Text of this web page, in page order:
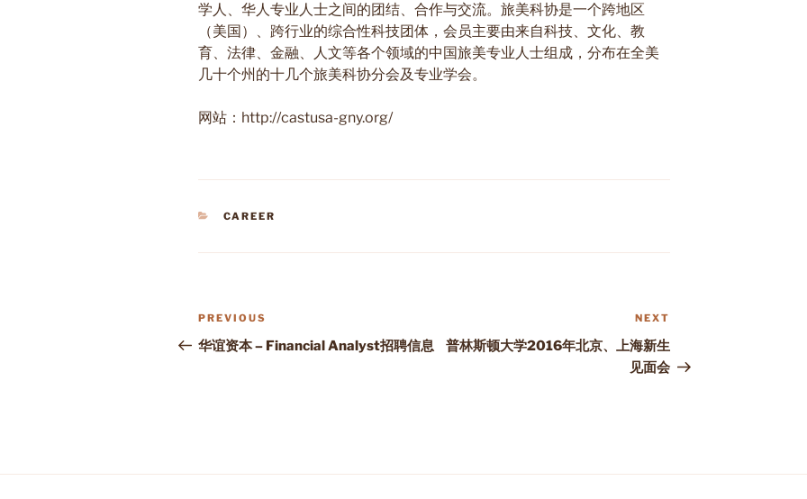
学人、华人专业人士之间的团结、合作与交流。旅美科协是一个跨地区
（美国）、跨行业的综合性科技团体，会员主要由来自科技、文化、教
育、法律、金融、人文等各个领域的中国旅美专业人士组成，分布在全美
几十个州的十几个旅美科协分会及专业学会。
网站：http://castusa-gny.org/
CATEGORIES
CAREER
Post
navigation
Previous
Post
PREVIOUS
华谊资本 – Financial Analyst招聘信息
NEXT
普林斯顿大学2016年北京、上海新生
见面会